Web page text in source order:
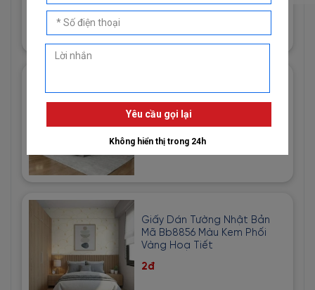
1đ
Giấy Dán Tường Imperial Mã
81013-3 Hoạ Tiết Vải Bố Màu
Vàng Cát
1đ
Giấy Dán Tường Nhật Bản
Mã Bb8856 Màu Kem Phối
Vàng Hoạ Tiết
2đ